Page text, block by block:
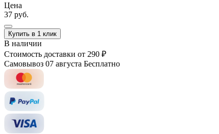
Цена
37 руб.
Купить в 1 клик
В наличии
Стоимость доставки от 290 ₽
Самовывоз 07 августа Бесплатно